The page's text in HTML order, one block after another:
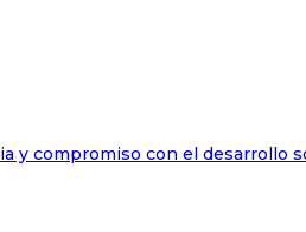
y compromiso con el desarrollo